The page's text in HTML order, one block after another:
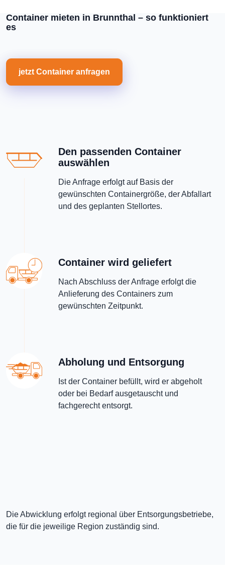
Container mieten in Brunnthal – so funktioniert
es
jetzt Container anfragen
Den passenden Container
auswählen
Die Anfrage erfolgt auf Basis der
gewünschten Containergröße, der Abfallart
und des geplanten Stellortes.
Container wird geliefert
Nach Abschluss der Anfrage erfolgt die
Anlieferung des Containers zum
gewünschten Zeitpunkt.
Abholung und Entsorgung
Ist der Container befüllt, wird er abgeholt
oder bei Bedarf ausgetauscht und
fachgerecht entsorgt.
Die Abwicklung erfolgt regional über Entsorgungsbetriebe,
die für die jeweilige Region zuständig sind.